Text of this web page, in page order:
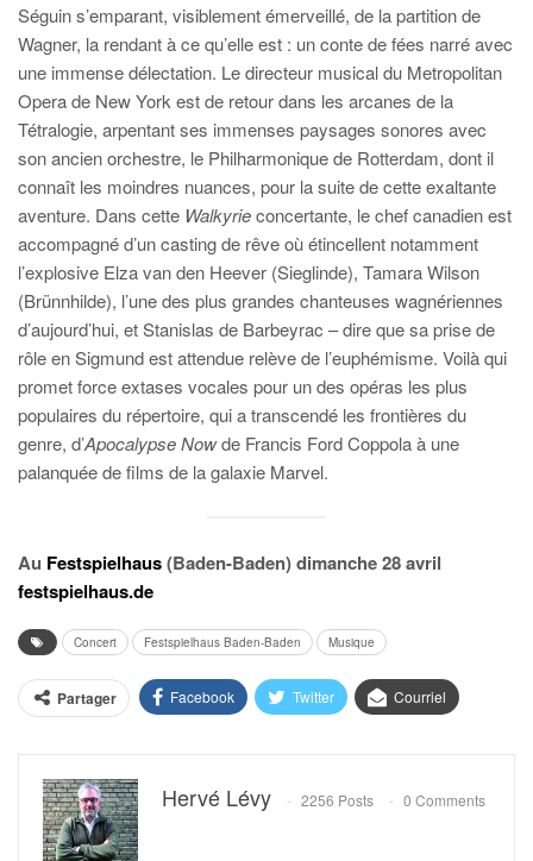
Séguin s’emparant, visiblement émerveillé, de la partition de
Wagner, la rendant à ce qu’elle est : un conte de fées narré avec
une immense délectation. Le directeur musical du Metropolitan
Opera de New York est de retour dans les arcanes de la
Tétralogie, arpentant ses immenses paysages sonores avec
son ancien orchestre, le Philharmonique de Rotterdam, dont il
connaît les moindres nuances, pour la suite de cette exaltante
aventure. Dans cette Walkyrieconcertante, le chef canadien est
accompagné d’un casting de rêve où étincellent notamment
l’explosive Elza van den Heever (Sieglinde), Tamara Wilson
(Brünnhilde), l’une des plus grandes chanteuses wagnériennes
d’aujourd’hui, et Stanislas de Barbeyrac – dire que sa prise de
rôle en Sigmund est attendue relève de l’euphémisme. Voilà qui
promet force extases vocales pour un des opéras les plus
populaires du répertoire, qui a transcendé les frontières du
genre, d’Apocalypse Nowde Francis Ford Coppola à une
palanquée de films de la galaxie Marvel.
Au Festspielhaus(Baden-Baden) dimanche 28 avril
festspielhaus.de
Concert Festspielhaus Baden-Baden Musique
Partager Facebook Twitter Courriel
Hervé Lévy 2256 Posts 0 Comments